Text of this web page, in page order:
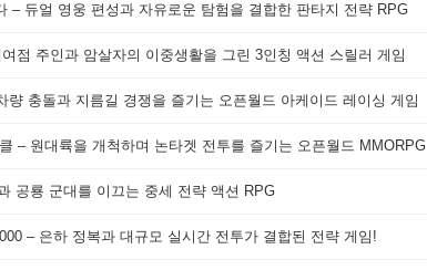
– 듀얼 영웅 편성과 자유로운 탐험을 결합한 판타지 전략 RPG
점 주인과 암살자의 이중생활을 그린 3인칭 액션 스릴러 게임
량 충돌과 지름길 경쟁을 즐기는 오픈월드 아케이드 레이싱 게임
– 원대륙을 개척하며 논타겟 전투를 즐기는 오픈월드 MMORPG
공룡 군대를 이끄는 중세 전략 액션 RPG
– 은하 정복과 대규모 실시간 전투가 결합된 전략 게임!